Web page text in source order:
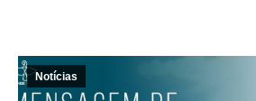
Notícias